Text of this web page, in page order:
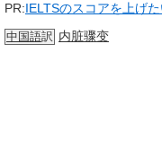
PR:IELTSのスコアを上げ
中国語訳 内脏骤变